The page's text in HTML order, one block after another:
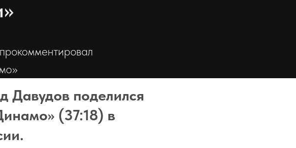
Давудов поделился
(37:18) в